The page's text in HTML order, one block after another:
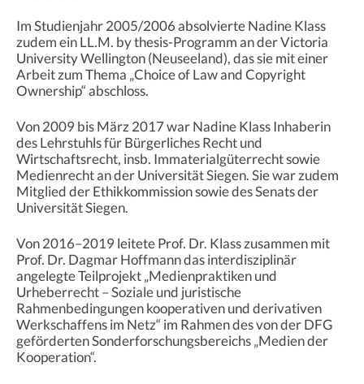
Im Studienjahr 2005/2006 absolvierte Nadine Klass
zudem ein LL.M. by thesis-Programm an der Victoria
University Wellington (Neuseeland), das sie mit einer
Arbeit zum Thema „Choice of Law and Copyright
Ownership“ abschloss.
Von 2009 bis März 2017 war Nadine Klass Inhaberin
des Lehrstuhls für Bürgerliches Recht und
Wirtschaftsrecht, insb. Immaterialgüterrecht sowie
Medienrecht an der Universität Siegen. Sie war zudem
Mitglied der Ethikkommission sowie des Senats der
Universität Siegen.
Von 2016–2019 leitete Prof. Dr. Klass zusammen mit
Prof. Dr. Dagmar Hoffmann das interdisziplinär
angelegte Teilprojekt „Medienpraktiken und
Urheberrecht – Soziale und juristische
Rahmenbedingungen kooperativen und derivativen
Werkschaffens im Netz“ im Rahmen des von der DFG
geförderten Sonderforschungsbereichs „Medien der
Kooperation“.